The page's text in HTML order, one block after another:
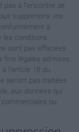
pas à l'encontre de
supprimons vos
à
les conditions
sont pas effacées
fins légales admises,
l'article 18 du
seront pas traitées
aux données qui
ou